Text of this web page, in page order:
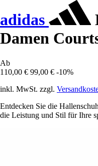
adidas
Damen
Ab
110,00 € 99,00 € -10%
inkl. MwSt. zzgl.
Entdecken Sie die
die Leistung und Stil für Ihre